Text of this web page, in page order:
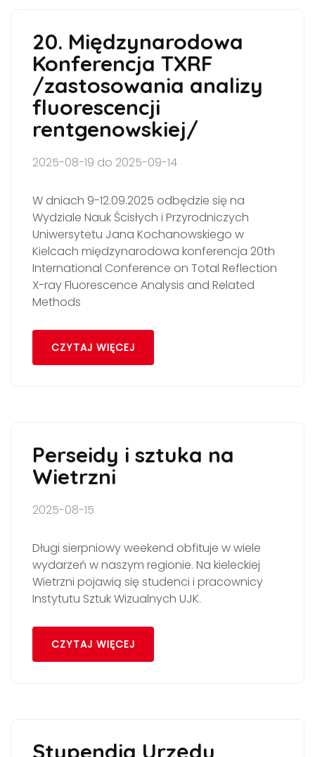
20. Międzynarodowa
Konferencja TXRF
/zastosowania analizy
fluorescencji
rentgenowskiej/
2025-08-19 do 2025-09-14
W dniach 9-12.09.2025 odbędzie się na
Wydziale Nauk Ścisłych i Przyrodniczych
Uniwersytetu Jana Kochanowskiego w
Kielcach międzynarodowa konferencja 20th
International Conference on Total Reflection
X-ray Fluorescence Analysis and Related
Methods
CZYTAJ WIĘCEJ
Perseidy i sztuka na
Wietrzni
2025-08-15
Długi sierpniowy weekend obfituje w wiele
wydarzeń w naszym regionie. Na kieleckiej
Wietrzni pojawią się studenci i pracownicy
Instytutu Sztuk Wizualnych UJK.
CZYTAJ WIĘCEJ
Stypendia Urzędu